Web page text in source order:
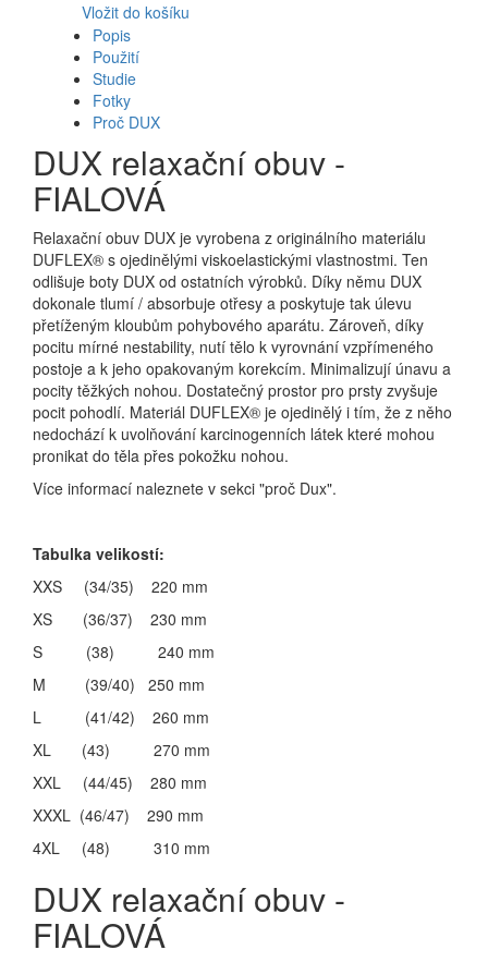
Vložit do košíku
Popis
Použití
Studie
Fotky
Proč DUX
DUX relaxační obuv -
FIALOVÁ
Relaxační obuv DUX je vyrobena z originálního materiálu
DUFLEX® s ojedinělými viskoelastickými vlastnostmi. Ten
odlišuje boty DUX od ostatních výrobků. Díky němu DUX
dokonale tlumí / absorbuje otřesy a poskytuje tak úlevu
přetíženým kloubům pohybového aparátu. Zároveň, díky
pocitu mírné nestability, nutí tělo k vyrovnání vzpřímeného
postoje a k jeho opakovaným korekcím. Minimalizují únavu a
pocity těžkých nohou. Dostatečný prostor pro prsty zvyšuje
pocit pohodlí. Materiál DUFLEX® je ojedinělý i tím, že z něho
nedochází k uvolňování karcinogenních látek které mohou
pronikat do těla přes pokožku nohou.
Více informací naleznete v sekci "proč Dux".
Tabulka velikostí:
XXS (34/35) 220 mm
XS (36/37) 230 mm
S (38) 240 mm
M (39/40) 250 mm
L (41/42) 260 mm
XL (43) 270 mm
XXL (44/45) 280 mm
XXXL (46/47) 290 mm
4XL (48) 310 mm
DUX relaxační obuv -
FIALOVÁ